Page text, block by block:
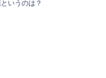
いうのは？